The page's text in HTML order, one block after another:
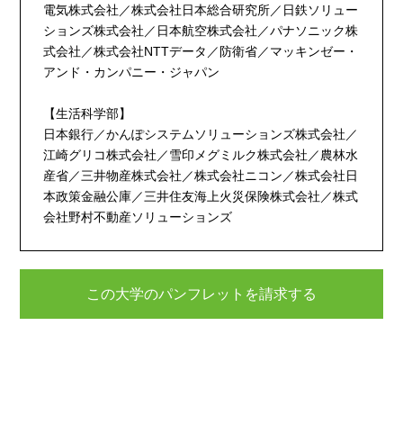
電気株式会社／株式会社日本総合研究所／日鉄ソリュー
ションズ株式会社／日本航空株式会社／パナソニック株
式会社／株式会社NTTデータ／防衛省／マッキンゼー・
アンド・カンパニー・ジャパン
【生活科学部】
日本銀行／かんぽシステムソリューションズ株式会社／
江崎グリコ株式会社／雪印メグミルク株式会社／農林水
産省／三井物産株式会社／株式会社ニコン／株式会社日
本政策金融公庫／三井住友海上火災保険株式会社／株式
会社野村不動産ソリューションズ
この大学のパンフレットを請求する